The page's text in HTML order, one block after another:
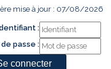
mise à jour : 07/08/2026
:
passe :